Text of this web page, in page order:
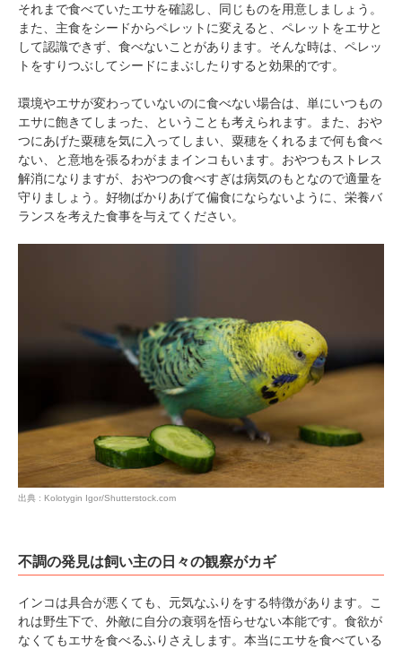
それまで食べていたエサを確認し、同じものを用意しましょう。
また、主食をシードからペレットに変えると、ペレットをエサと
して認識できず、食べないことがあります。そんな時は、ペレッ
トをすりつぶしてシードにまぶしたりすると効果的です。
環境やエサが変わっていないのに食べない場合は、単にいつもの
エサに飽きてしまった、ということも考えられます。また、おや
つにあげた粟穂を気に入ってしまい、粟穂をくれるまで何も食べ
ない、と意地を張るわがままインコもいます。おやつもストレス
解消になりますが、おやつの食べすぎは病気のもとなので適量を
守りましょう。好物ばかりあげて偏食にならないように、栄養バ
ランスを考えた食事を与えてください。
出典 : Kolotygin Igor/Shutterstock.com
不調の発見は飼い主の日々の観察がカギ
インコは具合が悪くても、元気なふりをする特徴があります。こ
れは野生下で、外敵に自分の衰弱を悟らせない本能です。食欲が
なくてもエサを食べるふりさえします。本当にエサを食べている
pecodogs
いぬ部をフォロー
pecocats
ねこ部をフォロー